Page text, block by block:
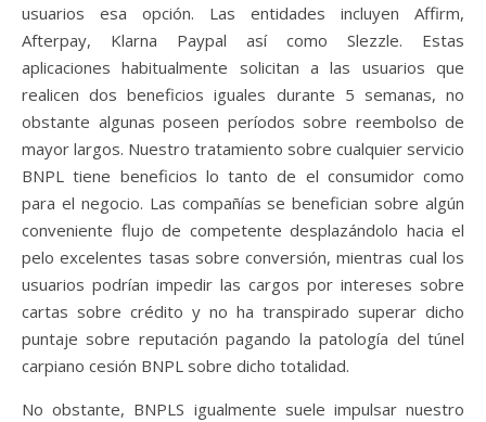
usuarios esa opción. Las entidades incluyen Affirm,
Afterpay, Klarna Paypal así­ como Slezzle. Estas
aplicaciones habitualmente solicitan a las usuarios que
realicen dos beneficios iguales durante 5 semanas, no
obstante algunas poseen períodos sobre reembolso de
mayor largos. Nuestro tratamiento sobre cualquier servicio
BNPL tiene beneficios lo tanto de el consumidor como
para el negocio. Las compañías se benefician sobre algún
conveniente flujo de competente desplazándolo hacia el
pelo excelentes tasas sobre conversión, mientras cual los
usuarios podrían impedir las cargos por intereses sobre
cartas sobre crédito y no ha transpirado superar dicho
puntaje sobre reputación pagando la patologí­a del túnel
carpiano cesión BNPL sobre dicho totalidad.
No obstante, BNPLS igualmente suele impulsar nuestro